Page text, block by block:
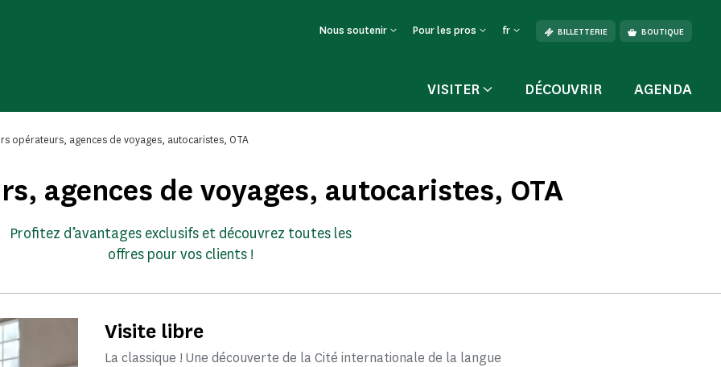
Nous soutenir Pour les pros fr BILLETTERIE BOUTIQUE
VISITER DÉCOUVRIR AGENDA
opérateurs, agences de voyages, autocaristes, OTA
agences de voyages, autocaristes, OTA
Profitez d’avantages exclusifs et découvrez toutes les
offres pour vos clients !
Visite libre
La classique ! Une découverte de la Cité internationale de la langue